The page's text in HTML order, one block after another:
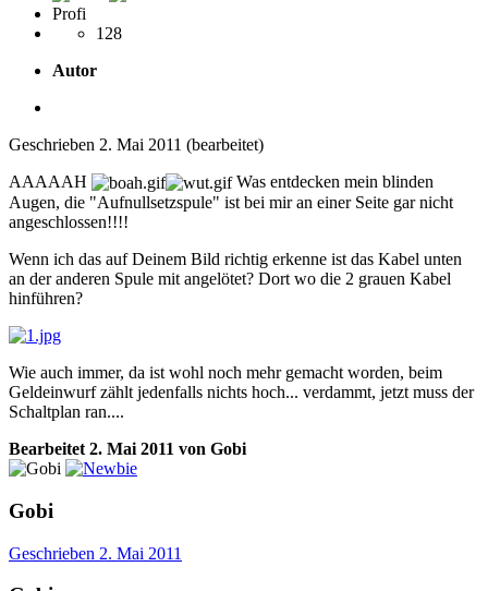
Profi
128
Autor
Geschrieben 2. Mai 2011 (bearbeitet)
AAAAAH
Was entdecken mein blinden
Augen, die "Aufnullsetzspule" ist bei mir an einer Seite gar nicht
angeschlossen!!!!
Wenn ich das auf Deinem Bild richtig erkenne ist das Kabel unten
an der anderen Spule mit angelötet? Dort wo die 2 grauen Kabel
hinführen?
Wie auch immer, da ist wohl noch mehr gemacht worden, beim
Geldeinwurf zählt jedenfalls nichts hoch... verdammt, jetzt muss der
Schaltplan ran....
Bearbeitet 2. Mai 2011 von Gobi
Gobi
Geschrieben 2. Mai 2011